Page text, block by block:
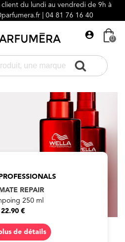
client du lundi au vendredi de 9h à
| 04 81 76 16 40
0